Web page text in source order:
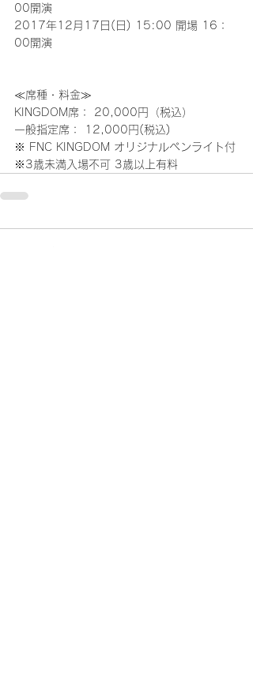
00開演
2017年12月17日(日) 15:00 開場 16：
00開演
≪席種・料金≫
KINGDOM席： 20,000円（税込）
一般指定席： 12,000円(税込)
※ FNC KINGDOM オリジナルペンライト付
※3歳未満入場不可 3歳以上有料